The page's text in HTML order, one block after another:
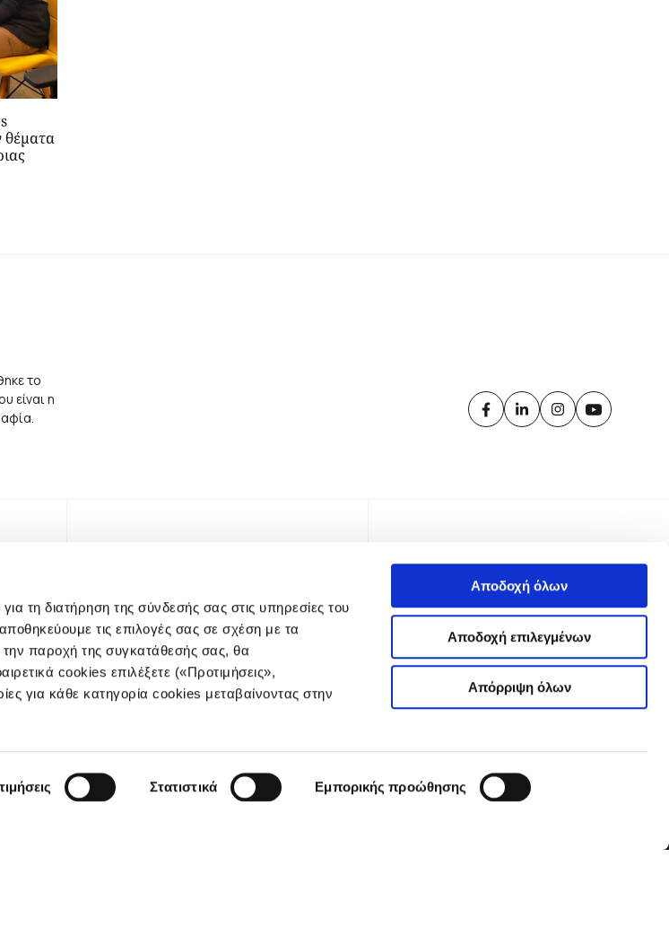
τη διατήρηση της σύνδεσής σας στις υπηρεσίες του
τις επιλογές σας σε σχέση με τα
παροχή της συγκατάθεσής σας, θα
cookies επιλέξετε («Προτιμήσεις»,
για κάθε κατηγορία cookies μεταβαίνοντας στην
Στατιστικά
Εμπορικής προώθησης
Αποδοχή όλων
Αποδοχή επιλεγμένων
Απόρριψη όλων
θέματα
το
είναι η